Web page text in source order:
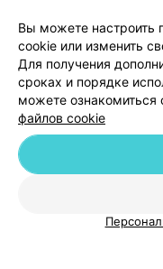
Медицинский
Вы можете настроить
cookie или изменить
Для получения
сроках и порядке
можете ознакомиться
файлов cookie